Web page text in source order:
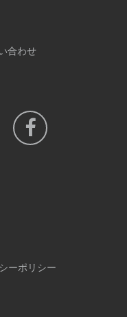
合わせ
ーポリシー